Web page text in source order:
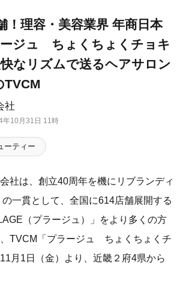
社
年10月31日 11時
！理容・美容業界 年商日本
ジュ ちょくちょくチョキ
なリズムで送るヘアサロン
TVCM
ーティー
社は、創立40周年を機にリブランディ
一貫として、全国に614店舗展開する
（プラージュ）」をより多くの方
TVCM「プラージュ ちょくちょくチ
月1日（金）より、近畿２府4県から